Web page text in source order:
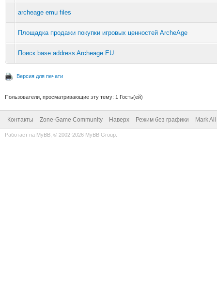
archeage emu files
Площадка продажи покупки игровых ценностей ArcheAge
Поиск base address Archeage EU
Версия для печати
Пользователи, просматривающие эту тему: 1 Гость(ей)
Контакты Zone-Game Community Наверх Режим без графики Mark
Работает на MyBB , © 2002-2026 MyBB Group